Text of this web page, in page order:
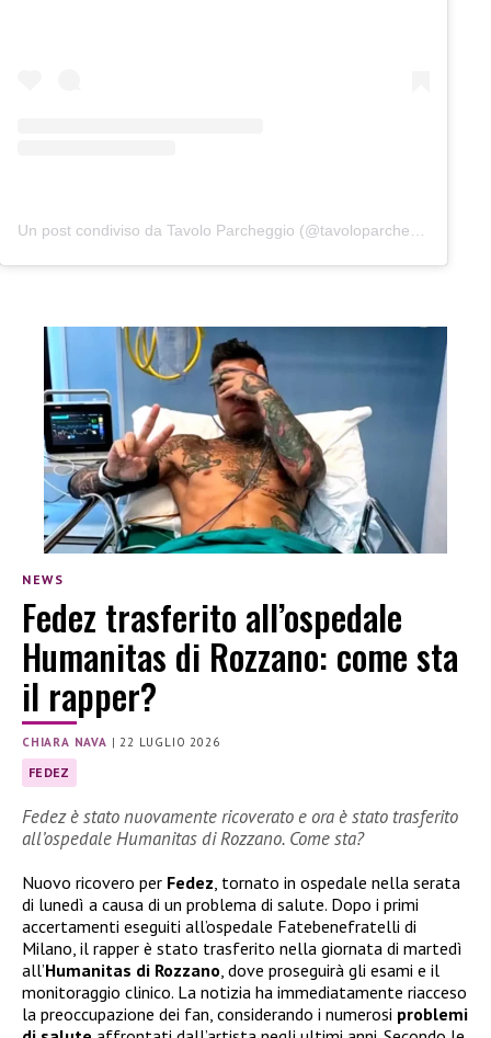
NEWS
Fedez trasferito all’ospedale
Humanitas di Rozzano: come sta
il rapper?
CHIARA NAVA |22 LUGLIO 2026
FEDEZ
Fedez è stato nuovamente ricoverato e ora è stato trasferito
all’ospedale Humanitas di Rozzano. Come sta?
Nuovo ricovero per Fedez, tornato in ospedale nella serata
di lunedì a causa di un problema di salute. Dopo i primi
accertamenti eseguiti all’ospedale Fatebenefratelli di
Milano, il rapper è stato trasferito nella giornata di martedì
all’Humanitas di Rozzano, dove proseguirà gli esami e il
monitoraggio clinico. La notizia ha immediatamente riacceso
la preoccupazione dei fan, considerando i numerosi problemi